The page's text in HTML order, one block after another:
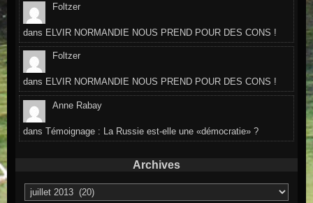
Foltzer
dans ELVIR NORMANDIE NOUS PREND POUR DES CONS !
Foltzer
dans ELVIR NORMANDIE NOUS PREND POUR DES CONS !
Anne Rabay
dansTémoignage : La Russie est-elle une «démocratie» ?
Archives
Archives